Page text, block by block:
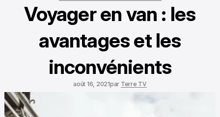
Voyager en van : les
avantages et les
inconvénients
août 16, 2021par Terre TV